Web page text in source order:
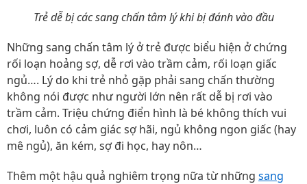
Trẻ dễ bị các sang chấn tâm lý khi bị đánh vào đầu
Những sang chấn tâm lý ở trẻ được biểu hiện ở chứng
rối loạn hoảng sợ, dễ rơi vào trầm cảm, rối loạn giấc
ngủ…. Lý do khi trẻ nhỏ gặp phải sang chấn thường
không nói được như người lớn nên rất dễ bị rơi vào
trầm cảm. Triệu chứng điển hình là bé không thích vui
chơi, luôn có cảm giác sợ hãi, ngủ không ngon giấc (hay
mê ngủ), ăn kém, sợ đi học, hay nôn…
Thêm một hậu quả nghiêm trọng nữa từ những sang